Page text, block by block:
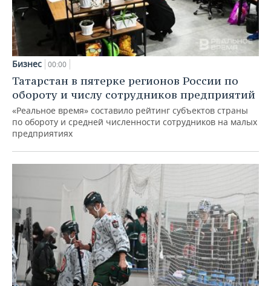
Бизнес 00:00
Татарстан в пятерке регионов России по
обороту и числу сотрудников предприятий
«Реальное время» составило рейтинг субъектов страны
по обороту и средней численности сотрудников на малых
предприятиях